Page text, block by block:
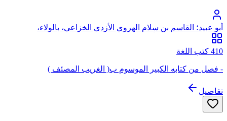
أبو عبيد؛ القاسم بن سلام الهروي الأزدي الخزاعي، بالولاء،
الخراساني البغدادي، أبو عبيد
410 كتب اللغة
- فصل من كتابه الكبير الموسوم ب( الغريب المصئف )
تفاصيل